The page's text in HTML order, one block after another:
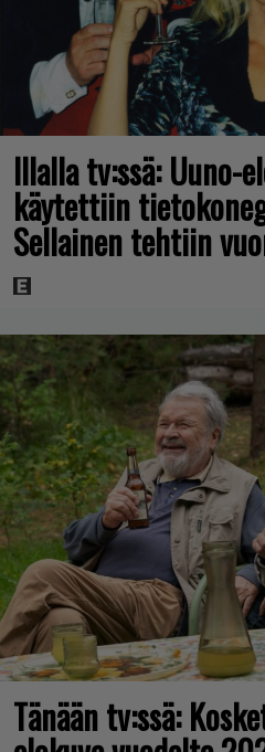
Illalla tv:ssä: Uuno-
käytettiin
Sellainen tehtiin
Tänään tv:ssä: